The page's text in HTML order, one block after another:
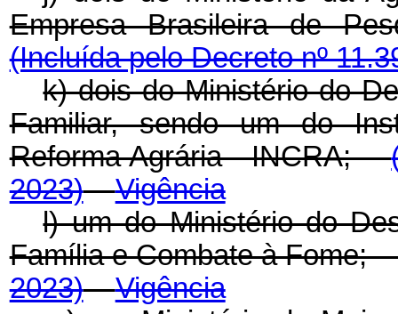
Empresa Brasileira de
(Incluída pelo Decreto nº
k) dois do Ministério do
Familiar, sendo um do
Reforma Agrária - INCRA;
2023)
Vigência
l) um do Ministério do
Família e Combate à
2023)
Vigência